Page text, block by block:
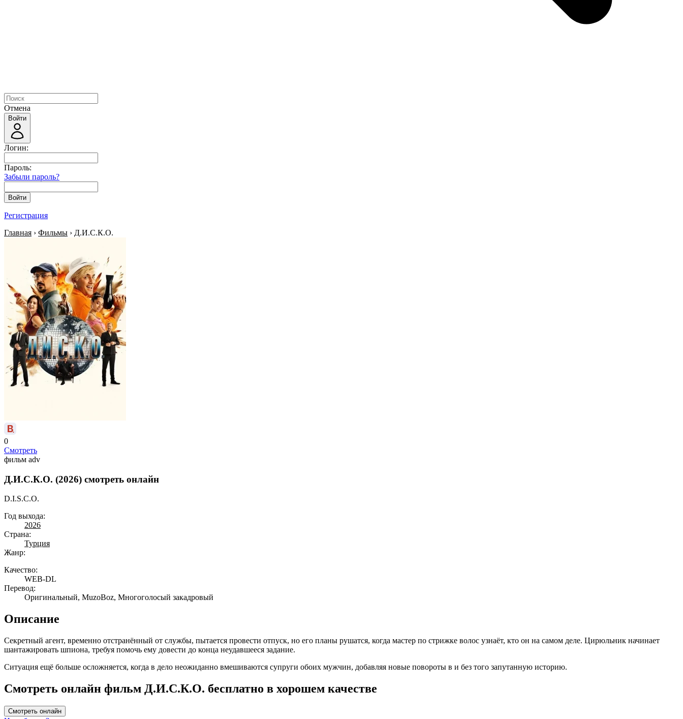
Отмена
Войти
Логин:
Пароль:
Забыли пароль?
Войти
Регистрация
Главная › Фильмы › Д.И.С.К.О.
0
Смотреть
фильм adv
Д.И.С.К.О. (2026) смотреть онлайн
D.I.S.C.O.
Год выхода:
2026
Страна:
Турция
Жанр:
Качество:
WEB-DL
Перевод:
Оригинальный, MuzoBoz, Многоголосый закадровый
Описание
Секретный агент, временно отстранённый от службы, пытается провести отпуск, но его планы рушатся, когда мастер по стрижке волос узнаёт, кто он на самом деле. Цирюльник начинает
шантажировать шпиона, требуя помочь ему довести до конца неудавшееся задание.
Ситуация ещё больше осложняется, когда в дело неожиданно вмешиваются супруги обоих мужчин, добавляя новые повороты в и без того запутанную историю.
Смотреть онлайн фильм Д.И.С.К.О. бесплатно в хорошем качестве
Смотреть онлайн